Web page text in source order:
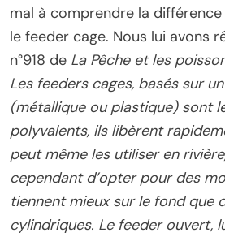
mal à comprendre la
le feeder cage. Nous lui avons
n°918 de La Pêche et les
Les feeders cages, basés sur
(métallique ou plastique) sont
polyvalents, ils libèrent
peut même les utiliser en
cependant d’opter pour des
tiennent mieux sur le fond que
cylindriques. Le feeder ouvert,